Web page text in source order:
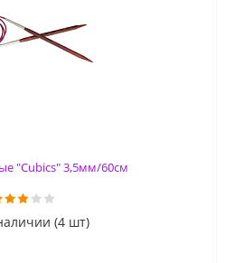
"Cubics" 3,5мм/60см
(4 шт)